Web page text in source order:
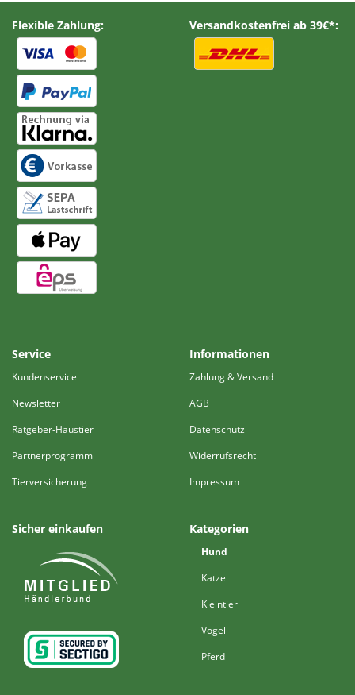
Flexible Zahlung: Versandkostenfrei ab 39€*:
Service
Kundenservice
Newsletter
Ratgeber-Haustier
Partnerprogramm
Tierversicherung
Informationen
Zahlung & Versand
AGB
Datenschutz
Widerrufsrecht
Impressum
Sicher einkaufen Kategorien
Hund
Katze
Kleintier
Vogel
Pferd